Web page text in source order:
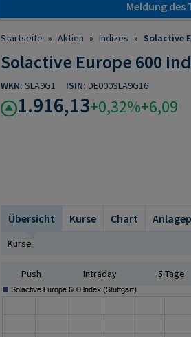
Meldung des
Startseite » Aktien » Indizes » Solactive
Solactive Europe 600
WKN: SLA9G1 ISIN: DE000SLA9G16
1.916,13+0,32%+6,09
Übersicht
Kurse Chart
Kurse
Push Intraday 5 Tage